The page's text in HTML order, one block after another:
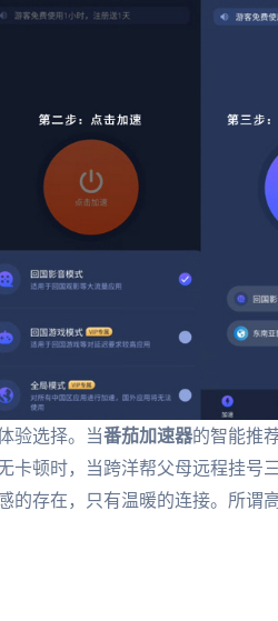
验选择。当番茄加速器的智能推
卡顿时，当跨洋帮父母远程挂号
存在，只有温暖的连接。所谓